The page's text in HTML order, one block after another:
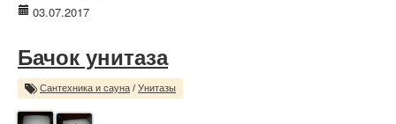
03.07.2017
Бачок унитаза
Сантехника и сауна / Унитазы